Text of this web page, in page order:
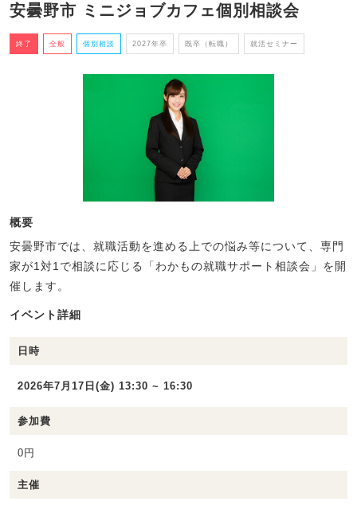
安曇野市 ミニジョブカフェ個別相談会
終了 全般 個別相談 2027年卒 既卒（転職） 就活セミナー
概要
安曇野市では、就職活動を進める上での悩み等について、専門
家が1対1で相談に応じる「わかもの就職サポート相談会」を開
催します。
イベント詳細
日時
2026年7月17日(金) 13:30 ~ 16:30
参加費
0円
主催